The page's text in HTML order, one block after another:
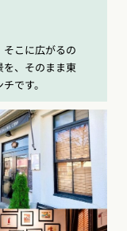
こに広がるの
、そのまま東
です。